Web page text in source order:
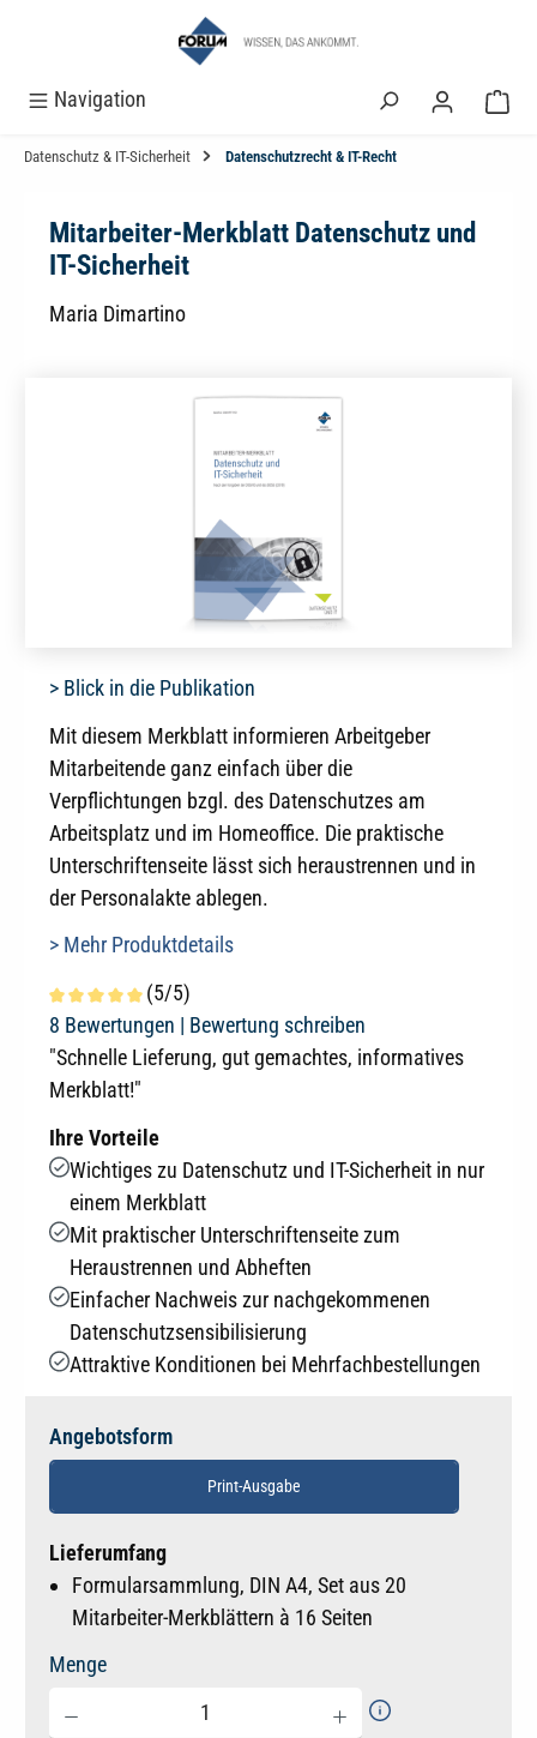
Navigation
Datenschutz & IT-Sicherheit Datenschutzrecht & IT-Recht
Mitarbeiter-Merkblatt Datenschutz und
IT-Sicherheit
Maria Dimartino
> Blick in die Publikation
Mit diesem Merkblatt informieren Arbeitgeber
Mitarbeitende ganz einfach über die
Verpflichtungen bzgl. des Datenschutzes am
Arbeitsplatz und im Homeoffice. Die praktische
Unterschriftenseite lässt sich heraustrennen und in
der Personalakte ablegen.
> Mehr Produktdetails
Durchschnittliche Bewertung von 5 von 5 Sternen
(5/5)
8 Bewertungen | Bewertung schreiben
"Schnelle Lieferung, gut gemachtes, informatives
Merkblatt!"
Ihre Vorteile
Wichtiges zu Datenschutz und IT-Sicherheit in nur
einem Merkblatt
Mit praktischer Unterschriftenseite zum
Heraustrennen und Abheften
Einfacher Nachweis zur nachgekommenen
Datenschutzsensibilisierung
Attraktive Konditionen bei Mehrfachbestellungen
Angebotsform
Print-Ausgabe
Lieferumfang
Formularsammlung, DIN A4, Set aus 20
Mitarbeiter-Merkblättern à 16 Seiten
Menge